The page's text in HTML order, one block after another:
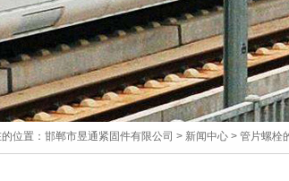
位置： 邯郸市昱通紧固件有限公司 > 新闻中心 > 管片螺栓